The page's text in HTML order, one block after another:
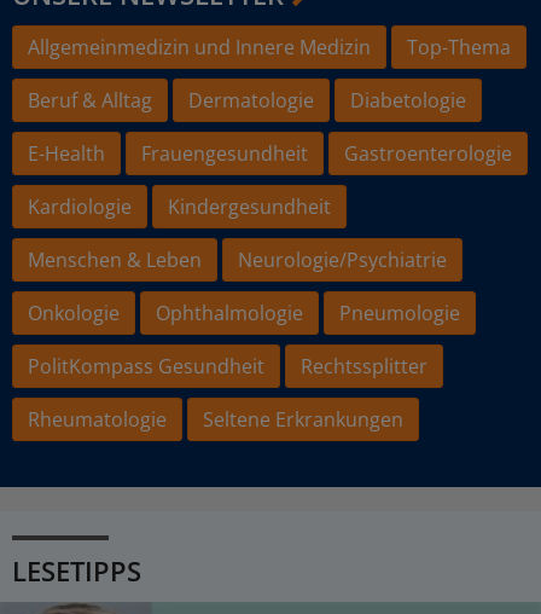
Allgemeinmedizin und Innere Medizin
Top-Thema
Beruf & Alltag
Dermatologie
Diabetologie
E-Health
Frauengesundheit
Gastroenterologie
Kardiologie
Kindergesundheit
Menschen & Leben
Neurologie/Psychiatrie
Onkologie
Ophthalmologie
Pneumologie
PolitKompass Gesundheit
Rechtssplitter
Rheumatologie
Seltene Erkrankungen
LESETIPPS